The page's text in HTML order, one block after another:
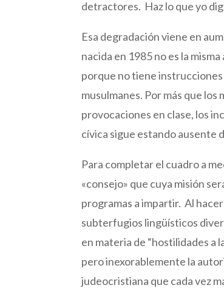
detractores. Haz lo que yo
Esa degradación viene en
nacida en 1985 no es la
porque no tiene
musulmanes. Por más que
provocaciones en clase, los
cívica sigue estando ausente
Para completar el cuadro a
«consejo» que cuya misión
programas a impartir. Al
subterfugios lingüísticos
en materia de “hostilidades a
pero inexorablemente la
judeocristiana que cada vez